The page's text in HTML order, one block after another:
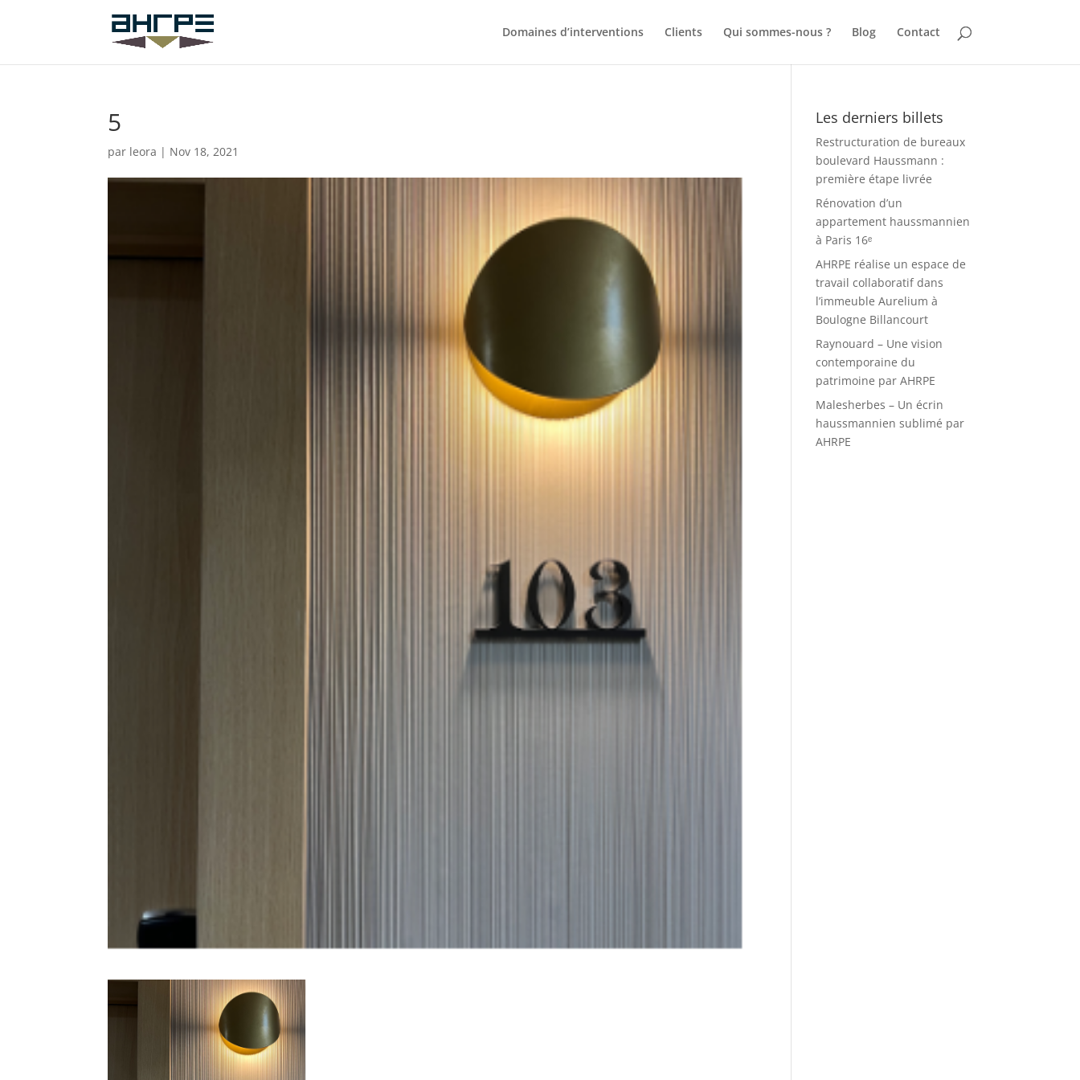
Domaines d’interventions Clients Qui sommes-nous ? Blog Contact
5
par leora | Nov 18, 2021
Les derniers billets
Restructuration de bureaux
boulevard Haussmann :
première étape livrée
Rénovation d’un
appartement haussmannien
à Paris 16ᵉ
AHRPE réalise un espace de
travail collaboratif dans
l’immeuble Aurelium à
Boulogne Billancourt
Raynouard – Une vision
contemporaine du
patrimoine par AHRPE
Malesherbes – Un écrin
haussmannien sublimé par
AHRPE